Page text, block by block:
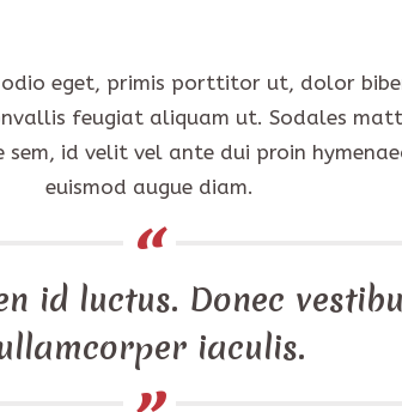
eget, primis porttitor ut, dolor
feugiat aliquam ut. Sodales
id velit vel ante dui proin
euismod augue diam.
id luctus. Donec
iaculis.